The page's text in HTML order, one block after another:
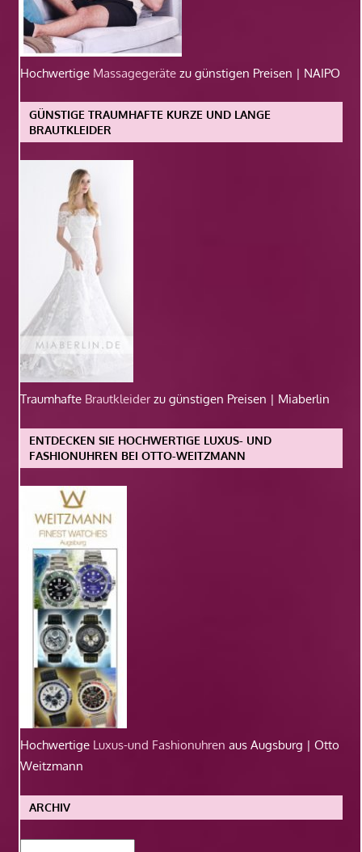
Hochwertige Massagegeräte zu günstigen Preisen | NAIPO
GÜNSTIGE TRAUMHAFTE KURZE UND LANGE
BRAUTKLEIDER
Traumhafte Brautkleiderzu günstigen Preisen | Miaberlin
ENTDECKEN SIE HOCHWERTIGE LUXUS- UND
FASHIONUHREN BEI OTTO-WEITZMANN
Hochwertige Luxus-und Fashionuhren aus Augsburg | Otto
Weitzmann
ARCHIV